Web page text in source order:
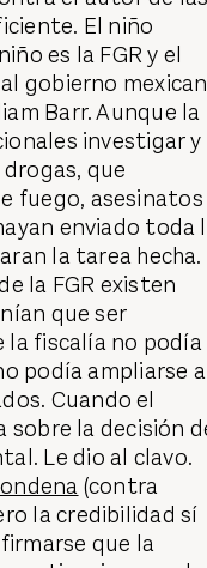
El niño
es la FGR y el
gobierno
Barr. Aunque la
investigar y
que
fuego, asesinatos
enviado toda
la tarea hecha.
la FGR existen
que ser
la fiscalía no podía
podía ampliarse a
Cuando el
sobre la decisión
Le dio al clavo.
(contra
la credibilidad sí
que la